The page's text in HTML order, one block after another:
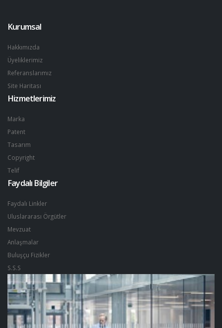
Kurumsal
Hakkımızda
Üyeliklerimiz
Referanslarımız
Site Haritası
Hizmetlerimiz
Marka
Patent
Tasarım
Copyright
Telif
Faydalı Bilgiler
Faydalı Linkler
Uluslararası Örgütler
Mevzuat
Anlaşmalar
Buluşçu Fizikler
S.S.S